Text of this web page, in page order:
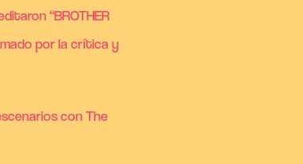
“BROTHER
por la crítica y
con The